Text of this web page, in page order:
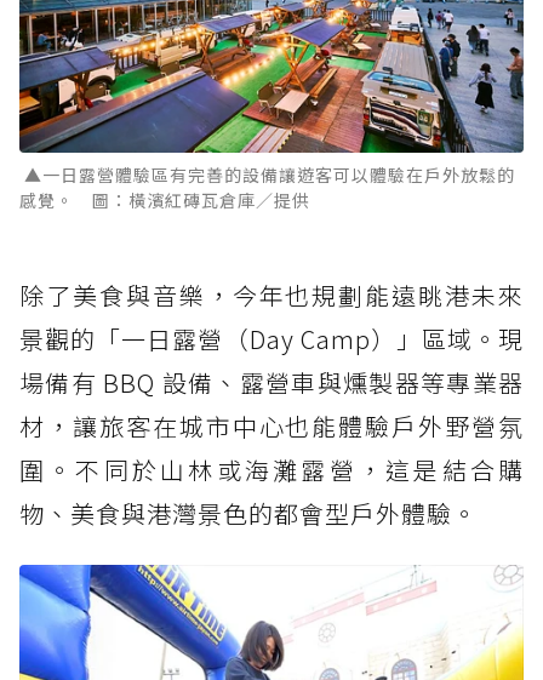
▲一日露營體驗區有完善的設備讓遊客可以體驗在戶外放鬆的
感覺。 圖：橫濱紅磚瓦倉庫／提供
除了美食與音樂，今年也規劃能遠眺港未來
景觀的「一日露營（Day Camp）」區域。現
場備有 BBQ 設備、露營車與燻製器等專業器
材，讓旅客在城市中心也能體驗戶外野營氛
圍。不同於山林或海灘露營，這是結合購
物、美食與港灣景色的都會型戶外體驗。